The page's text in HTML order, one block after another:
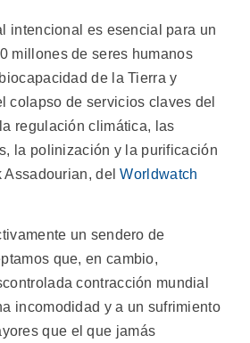
intencional es esencial para un
millones de seres humanos
de la Tierra y
colapso de servicios claves del
regulación climática, las
la polinización y la purificación
Assadourian, delWorldwatch
un sendero de
que, en cambio,
contracción mundial
incomodidad y a un sufrimiento
que el que jamás